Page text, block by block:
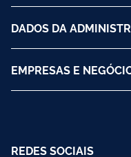
DADOS DA
EMPRESAS E
REDES SOCIAIS